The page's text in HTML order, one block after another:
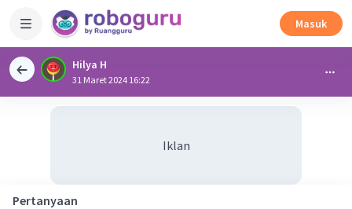
Masuk
Hilya H
31 Maret 2024 16:22
Iklan
Pertanyaan